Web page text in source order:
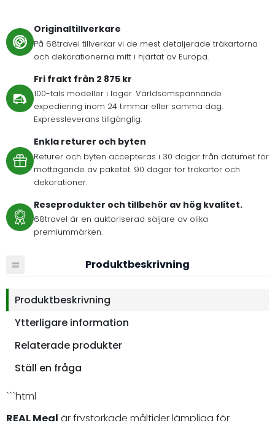
Originaltillverkare
På 68travel tillverkar vi de mest detaljerade träkartorna
och dekorationerna mitt i hjärtat av Europa.
Fri frakt från 2 875 kr
100-tals modeller i lager. Världsomspännande
expediering inom 24 timmar eller samma dag.
Expressleverans tillgänglig.
Enkla returer och byten
Returer och byten accepteras i 30 dagar från datumet för
mottagande av paketet. 90 dagar för träkartor och
dekorationer.
Reseprodukter och tillbehör av hög kvalitet.
68travel är en auktoriserad säljare av olika
premiummärken.
Produktbeskrivning
Produktbeskrivning
Ytterligare information
Relaterade produkter
Ställ en fråga
```html
REAL Meal är frystorkade måltider lämpliga för